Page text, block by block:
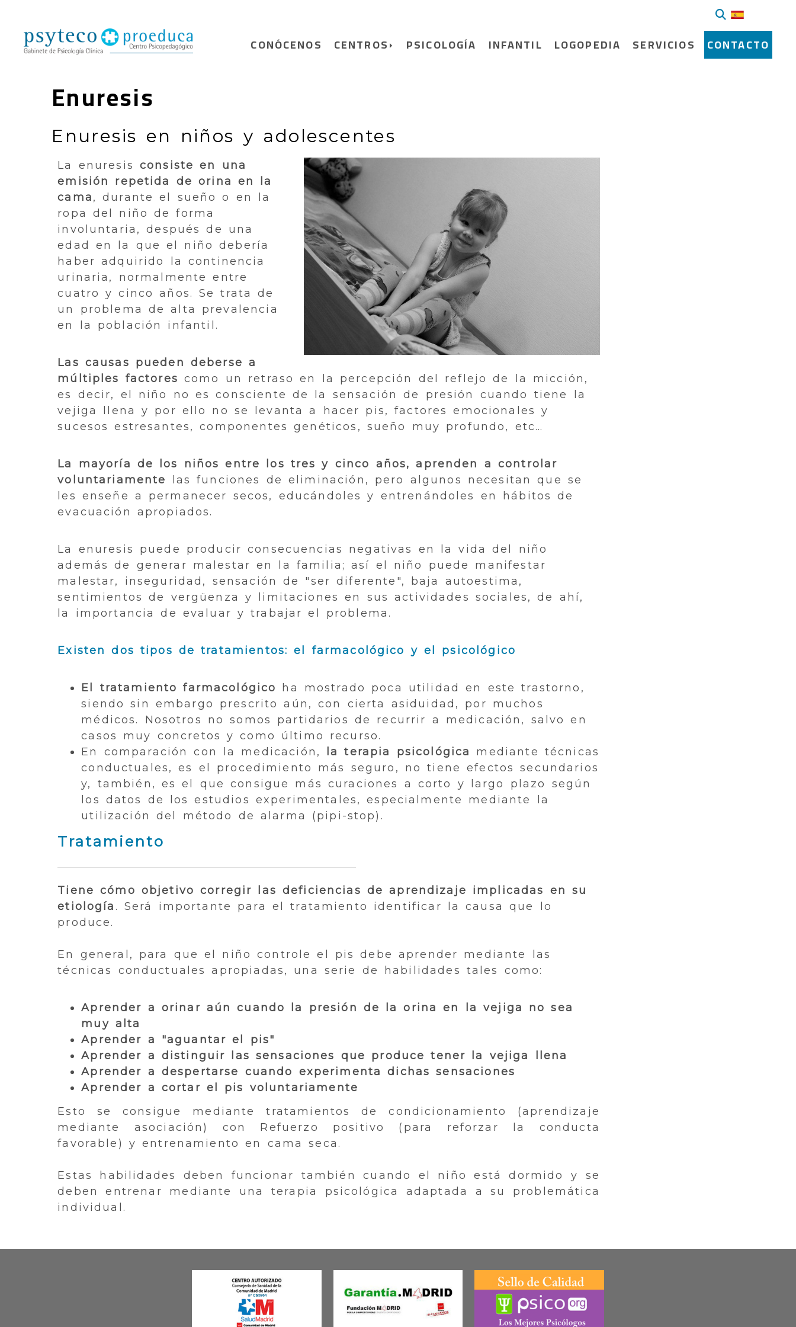
CONÓCENOS CENTROS PSICOLOGÍA INFANTIL LOGOPEDIA SERVICIOS CONTACTO
Enuresis
Enuresis en niños y adolescentes
La enuresis consiste en una
emisión repetida de orina en la
cama, durante el sueño o en la
ropa del niño de forma
involuntaria, después de una
edad en la que el niño debería
haber adquirido la continencia
urinaria, normalmente entre
cuatro y cinco años. Se trata de
un problema de alta prevalencia
en la población infantil.
Las causas pueden deberse a
múltiples factores como un retraso en la percepción del reflejo de la micción,
es decir, el niño no es consciente de la sensación de presión cuando tiene la
vejiga llena y por ello no se levanta a hacer pis, factores emocionales y
sucesos estresantes, componentes genéticos, sueño muy profundo, etc…
La mayoría de los niños entre los tres y cinco años, aprenden a controlar
voluntariamente
las funciones de eliminación, pero algunos necesitan que se
les enseñe a permanecer secos, educándoles y entrenándoles en hábitos de
evacuación apropiados.
La enuresis puede producir consecuencias negativas en la vida del niño
además de generar malestar en la familia; así el niño puede manifestar
malestar, inseguridad, sensación de "ser diferente", baja autoestima,
sentimientos de vergüenza y limitaciones en sus actividades sociales, de ahí,
la importancia de evaluar y trabajar el problema.
Existen dos tipos de tratamientos: el farmacológico y el psicológico
El tratamiento farmacológico ha mostrado poca utilidad en este trastorno,
siendo sin embargo prescrito aún, con cierta asiduidad, por muchos
médicos. Nosotros no somos partidarios de recurrir a medicación, salvo en
casos muy concretos y como último recurso.
En comparación con la medicación,
la terapia psicológica
mediante técnicas
conductuales, es el procedimiento más seguro, no tiene efectos secundarios
y, también, es el que consigue más curaciones a corto y largo plazo según
los datos de los estudios experimentales, especialmente mediante la
utilización del método de alarma (pipi-stop).
Tratamiento
Tiene cómo objetivo corregir las deficiencias de aprendizaje implicadas en su
etiología . Será importante para el tratamiento identificar la causa que lo
produce.
En general, para que el niño controle el pis debe aprender mediante las
técnicas conductuales apropiadas, una serie de habilidades tales como:
Aprender a orinar aún cuando la presión de la orina en la vejiga no sea
muy alta
Aprender a "aguantar el pis"
Aprender a distinguir las sensaciones que produce tener la vejiga llena
Aprender a despertarse cuando experimenta dichas sensaciones
Aprender a cortar el pis voluntariamente
Esto se consigue mediante tratamientos de condicionamiento (aprendizaje
mediante asociación) con Refuerzo positivo (para reforzar la conducta
favorable) y entrenamiento en cama seca.
Estas habilidades deben funcionar también cuando el niño está dormido y se
deben entrenar mediante una terapia psicológica adaptada a su problemática
individual.